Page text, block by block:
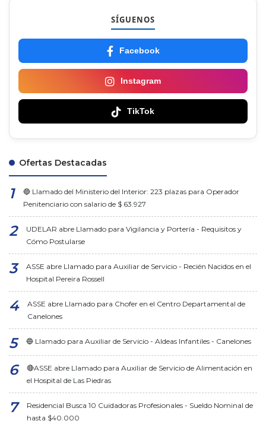
SÍGUENOS
Facebook
Instagram
TikTok
Ofertas Destacadas
🔵 Llamado del Ministerio del Interior: 223 plazas para Operador
Penitenciario con salario de $ 63.927
UDELAR abre Llamado para Vigilancia y Portería - Requisitos y
Cómo Postularse
ASSE abre Llamado para Auxiliar de Servicio - Recién Nacidos en el
Hospital Pereira Rossell
ASSE abre Llamado para Chofer en el Centro Departamental de
Canelones
🔵 Llamado para Auxiliar de Servicio - Aldeas Infantiles - Canelones
🔴ASSE abre Llamado para Auxiliar de Servicio de Alimentación en
el Hospital de Las Piedras
Residencial Busca 10 Cuidadoras Profesionales - Sueldo Nominal de
hasta $40.000